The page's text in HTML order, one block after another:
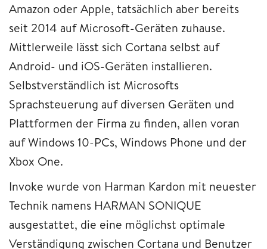
Amazon oder Apple, tatsächlich aber bereits
seit 2014 auf Microsoft-Geräten zuhause.
Mittlerweile lässt sich Cortana selbst auf
Android- und iOS-Geräten installieren.
Selbstverständlich ist Microsofts
Sprachsteuerung auf diversen Geräten und
Plattformen der Firma zu finden, allen voran
auf Windows 10-PCs, Windows Phone und der
Xbox One.
Invoke wurde von Harman Kardon mit neuester
Technik namens HARMAN SONIQUE
ausgestattet, die eine möglichst optimale
Verständigung zwischen Cortana und Benutzer